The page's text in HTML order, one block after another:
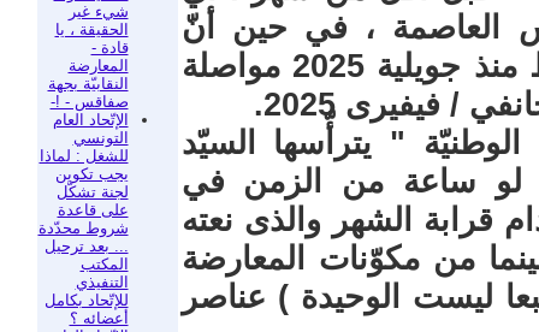
شيء غير
الحقيقة ، يا
قادة -
المعارضة
النقابيّة بجهة
صفاقس - !-
الإتّحاد العام
التونسي
للشغل : لماذا
يجب تكوين
لجنة تشكّل
على قاعدة
شروط محدّدة
... بعد ترحيل
المكتب
التنفيذي
للإتّحاد بكامل
أعضائه ؟
27 ديسمبر 2025 بتونس العاصمة ، في حين أنّ
المعارضة النقابيّة الديمقراطيّة تنشط منذ جويلية 2025 مواصلة
/ فيفيرى 2025.
الوطنيّة " يترأّسها السيّد
لو ساعة من الزمن في
/ فيفري 2025 الذى دام قرابة الشهر والذى نعته
من مكوّنات المعارضة
ليست الوحيدة ) عناصر